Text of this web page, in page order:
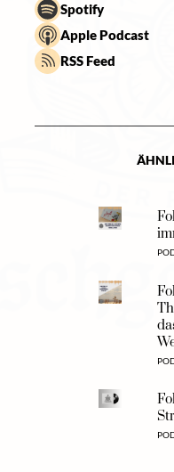
Spotify
Apple Podcast
RSS Feed